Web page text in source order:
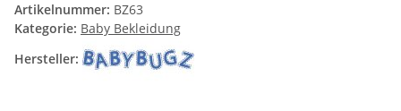
Artikelnummer: BZ63
Kategorie: Baby Bekleidung
Hersteller: